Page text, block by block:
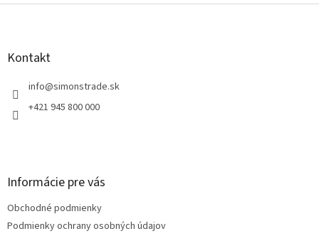
Z
Kontakt
info@simonstrade.sk
+421 945 800 000
Informácie pre vás
Obchodné podmienky
Podmienky ochrany osobných údajov